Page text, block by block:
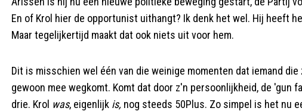
En of Krol hier de opportunist uithangt? Ik denk het wel. Hij heeft
Maar tegelijkertijd maakt dat ook niets uit voor hem.
Dit is misschien wel één van die weinige momenten dat iemand
gewoon mee wegkomt. Komt dat door z'n persoonlijkheid, de 'gun
drie. Krol was, eigenlijk is, nog steeds 50Plus. Zo simpel is het nu